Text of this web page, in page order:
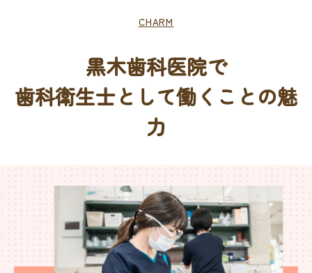
黒木歯科医院で
歯科衛生士として働くことの魅
力
CHARM